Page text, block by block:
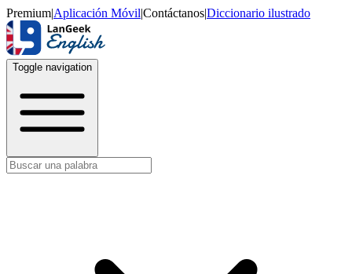
Premium|Aplicación Móvil|Contáctanos|Diccionario ilustrado
Toggle navigation